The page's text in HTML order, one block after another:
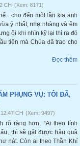
CH (Xem: 8171)
cho đến một lần kia anh
ý nhất, nhẹ nhàng và êm
ôi khi nhìn kỹ lại thì ra đó
tiên mà Chúa đã trao cho
Đọc thêm
PHỤNG VỤ: TÔI ĐÃ,
12:47 CH (Xem: 9497)
rõ ràng hơn, “Ai theo tính
thì sẽ gặt được hậu quả
nát. Còn ai theo Thần Khí